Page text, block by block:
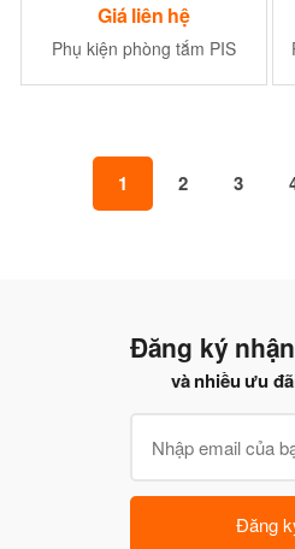
Giá liên hệ
Phụ kiện phòng tắm PIS
1 2 3
Đăng ký
và nhiều ưu
Đăng